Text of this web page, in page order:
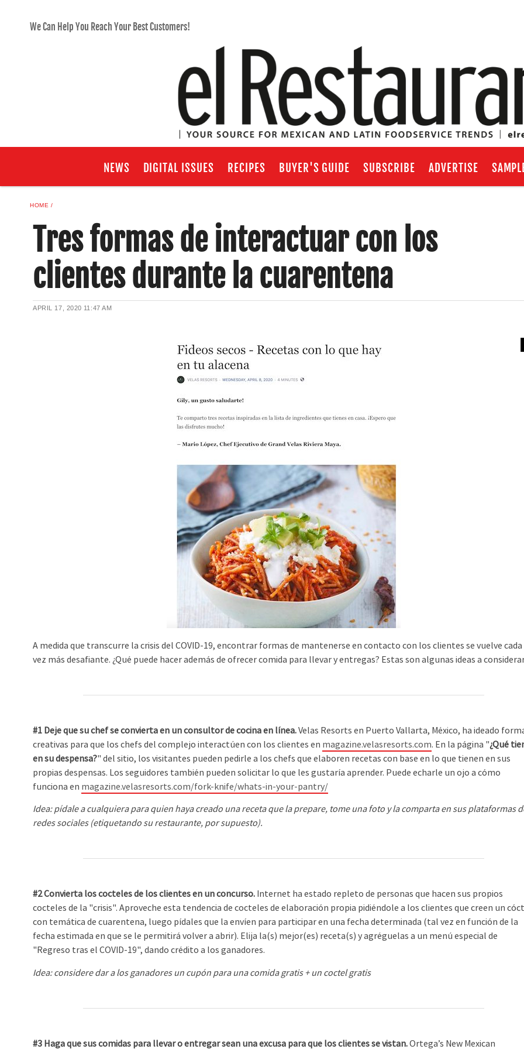
We Can Help You Reach Your Best Customers!
NEWS DIGITAL ISSUES RECIPES BUYER'S GUIDE SUBSCRIBE ADVERTISE
HOME
Tres formas de interactuar con los
clientes durante la cuarentena
APRIL 17, 2020 11:47 AM
A medida que transcurre la crisis del COVID-19, encontrar formas de mantenerse en contacto con los clientes se vuelve cada
vez más desafiante. ¿Qué puede hacer además de ofrecer comida para llevar y entregas? Estas son algunas ideas a
#1 Deje que su chef se convierta en un consultor de cocina en línea.Velas Resorts en Puerto Vallarta, México, ha ideado
creativas para que los chefs del complejo interactúen con los clientes en magazine.velasresorts.com. En la página "¿Qué
en su despensa?" del sitio, los visitantes pueden pedirle a los chefs que elaboren recetas con base en lo que tienen en sus
propias despensas. Los seguidores también pueden solicitar lo que les gustaría aprender. Puede echarle un ojo a cómo
funciona en magazine.velasresorts.com/fork-knife/whats-in-your-pantry/
Idea: pídale a cualquiera para quien haya creado una receta que la prepare, tome una foto y la comparta en sus plataformas
redes sociales (etiquetando su restaurante, por supuesto).
#2Convierta los cocteles de los clientes en un concurso. Internet ha estado repleto de personas que hacen sus propios
cocteles de la "crisis". Aproveche esta tendencia de cocteles de elaboración propia pidiéndole a los clientes que creen un
con temática de cuarentena, luego pídales que la envíen para participar en una fecha determinada (tal vez en función de la
fecha estimada en que se le permitirá volver a abrir). Elija la(s) mejor(es) receta(s) y agréguelas a un menú especial de
"Regreso tras el COVID-19", dando crédito a los ganadores.
Idea: considere dar a los ganadores un cupón para una comida gratis + un coctel gratis
#3 Haga que sus comidas para llevar o entregar sean una excusa para que los clientes se vistan.Ortega’s New Mexican